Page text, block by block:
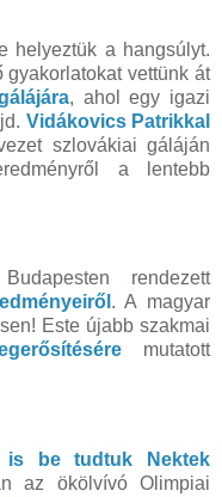
helyeztük a hangsúlyt.
gyakorlatokat vettünk át
, ahol egy igazi
Vidákovics Patrikkal
szlovákiai gáláján
a lentebb
rendezett
. A magyar
Este újabb szakmai
mutatott
is be tudtuk Nektek
az ökölvívó Olimpiai